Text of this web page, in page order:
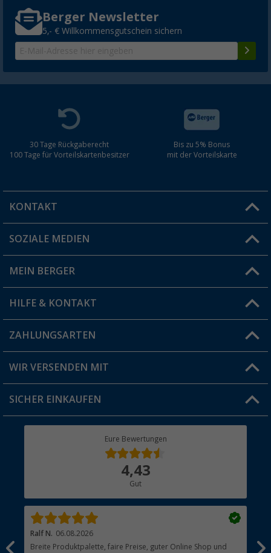
Berger Newsletter
5,- € Willkommensgutschein sichern
30 Tage Rückgaberecht
100 Tage für Vorteilskartenbesitzer
Bis zu 5% Bonus
mit der Vorteilskarte
KONTAKT
Du hast eine Frage?
Filiale finden
SOZIALE MEDIEN
MEIN BERGER
Vorteilskarte
Blog
Jobs & Karriere
HILFE & KONTAKT
FAQ & Kontakt
Versandinformationen
Rücksendung
ZAHLUNGSARTEN
WIR VERSENDEN MIT
SICHER EINKAUFEN
Eure Bewertungen
4,43
Gut
Ralf N. 06.08.2026
Breite Produktpalette, faire Preise, guter Online Shop und
?